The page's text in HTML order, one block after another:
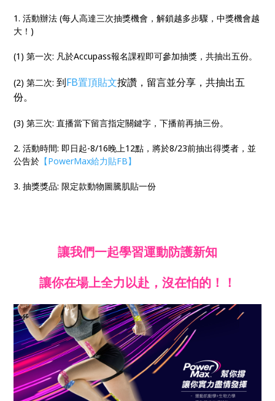
1. 活動辦法 (每人高達三次抽獎機會，解鎖越多步驟，中獎機會越
大！)
(1) 第一次: 凡於Accupass報名課程即可參加抽獎，共抽出五份。
(2) 第二次:到FB置頂貼文按讚，留言並分享，共抽出五
份。
(3) 第三次: 直播當下留言指定關鍵字，下播前再抽三份。
2. 活動時間: 即日起-8/16晚上12點，將於8/23前抽出得獎者，並
公告於 【PowerMax給力貼FB】
3. 抽獎獎品: 限定款動物圖騰肌貼一份
讓我們一起學習運動防護新知
讓你在場上全力以赴，沒在怕的！！